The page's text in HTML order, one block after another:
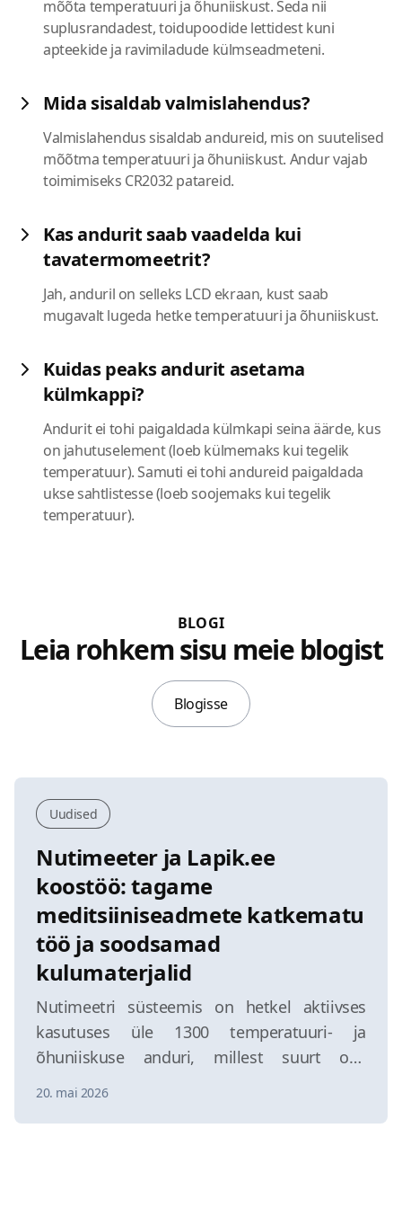
mõõta temperatuuri ja õhuniiskust. Seda nii
suplusrandadest, toidupoodide lettidest kuni
apteekide ja ravimiladude külmseadmeteni.
Mida sisaldab valmislahendus?
Valmislahendus sisaldab andureid, mis on suutelised
mõõtma temperatuuri ja õhuniiskust. Andur vajab
toimimiseks CR2032 patareid.
Kas andurit saab vaadelda kui
tavatermomeetrit?
Jah, anduril on selleks LCD ekraan, kust saab
mugavalt lugeda hetke temperatuuri ja õhuniiskust.
Kuidas peaks andurit asetama
külmkappi?
Andurit ei tohi paigaldada külmkapi seina äärde, kus
on jahutuselement (loeb külmemaks kui tegelik
temperatuur). Samuti ei tohi andureid paigaldada
ukse sahtlistesse (loeb soojemaks kui tegelik
temperatuur).
BLOGI
Leia rohkem sisu meie blogist
Blogisse
Uudised
Nutimeeter ja Lapik.ee
koostöö: tagame
meditsiiniseadmete katkematu
töö ja soodsamad
kulumaterjalid
Nutimeetri süsteemis on hetkel aktiivses
kasutuses üle 1300 temperatuuri- ja
õhuniiskuse anduri, millest suurt osa
kasutatakse apteekides, haiglates ja
20. mai 2026